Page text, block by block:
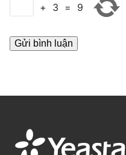
TIN TỨC
HƯỚNG DẪN
+ 3 = 9